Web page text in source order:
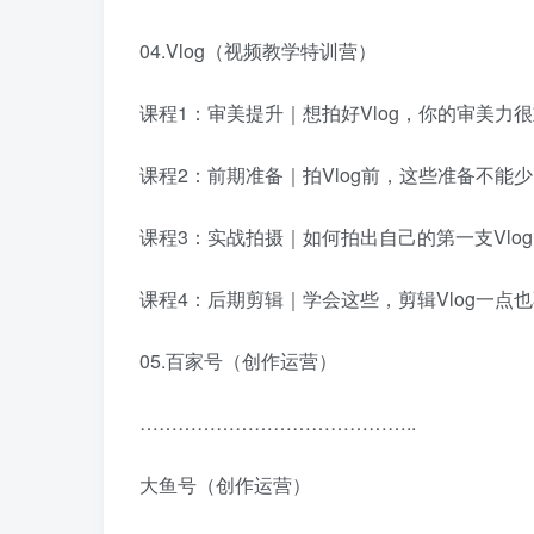
04.Vlog（视频教学特训营）
课程1：审美提升｜想拍好Vlog，你的审美力很
课程2：前期准备｜拍Vlog前，这些准备不能少
课程3：实战拍摄｜如何拍出自己的第一支Vlog
课程4：后期剪辑｜学会这些，剪辑Vlog一点也
05.百家号（创作运营）
……………………………………..
大鱼号（创作运营）